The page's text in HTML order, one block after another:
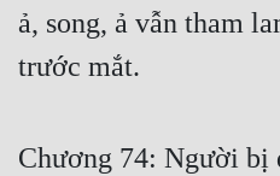
ả, song, ả vẫn tham
trước mắt.
Chương 74: Người bị